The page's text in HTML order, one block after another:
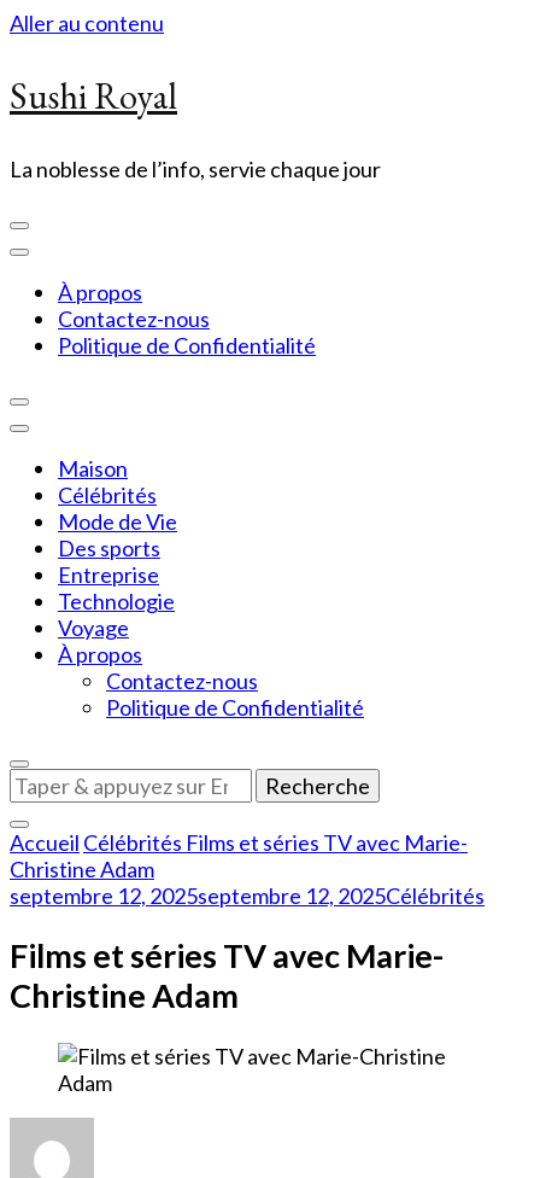
Aller au contenu
Sushi Royal
La noblesse de l’info, servie chaque jour
À propos
Contactez-nous
Politique de Confidentialité
Maison
Célébrités
Mode de Vie
Des sports
Entreprise
Technologie
Voyage
À propos
Contactez-nous
Politique de Confidentialité
Vous
recherchiez
quelque
chose
?
Accueil Célébrités Films et séries TV avec Marie-
Christine Adam
septembre 12, 2025septembre 12, 2025Célébrités
Films et séries TV avec Marie-
Christine Adam